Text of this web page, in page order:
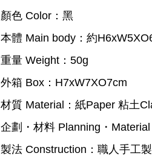
顏色 Color ：黑
本體 Main body：約
重量 Weight：50g
外箱 Box：H7xW7XO7cm
材質 Material：紙Paper 粘土
企劃・材料 Planning・
製法 Construction： 職人手工